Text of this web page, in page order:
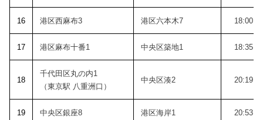
16 港区西麻布3 港区六本木7 18:00
17 港区麻布十番1 中央区築地1 18:35
18
千代田区丸の内1
（東京駅 八重洲口）
中央区湊2 20:19
19 中央区銀座8 港区海岸1 20:53